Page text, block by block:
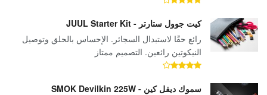
كيت جوول ستارتر - JUUL Starter Kit
رائع حقًا لاستبدال السجائر. الإحساس بالحلق وتوصيل
النيكوتين رائعين. التصميم ممتاز
سموك ديفل كين - SMOK Devilkin 225W